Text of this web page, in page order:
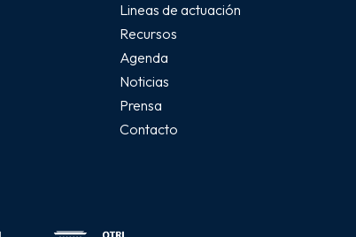
Lineas de actuación
Recursos
Agenda
Noticias
Prensa
Contacto